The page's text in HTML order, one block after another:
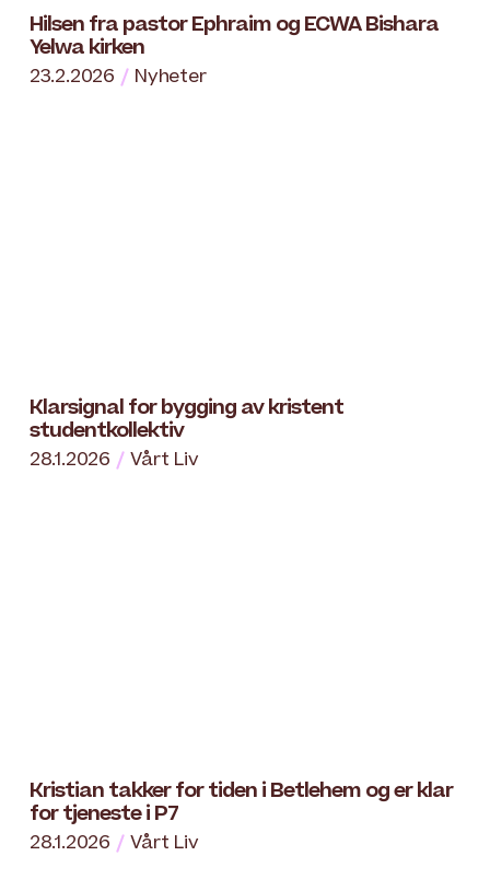
Hilsen fra pastor Ephraim og ECWA Bishara
Yelwa kirken
23.2.2026 Nyheter
Klarsignal for bygging av kristent
studentkollektiv
28.1.2026 Vårt Liv
Kristian takker for tiden i Betlehem og er klar
for tjeneste i P7
28.1.2026 Vårt Liv